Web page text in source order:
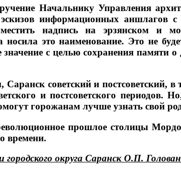
Начальнику Управления
информационных аншлагов
надпись на эрзянском и
это наименование. Это не
с целью сохранения памяти
советский и постсоветский,
и постсоветского периодов.
горожанам лучше узнать свой
прошлое столицы
времени.
округа Саранск О.П.